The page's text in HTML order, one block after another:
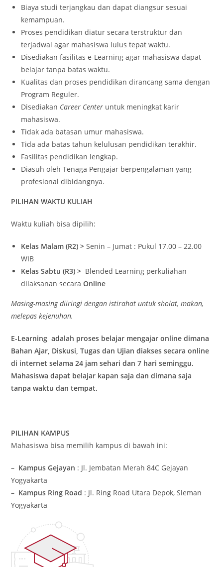
Biaya studi terjangkau dan dapat diangsur sesuai
kemampuan.
Proses pendidikan diatur secara terstruktur dan
terjadwal agar mahasiswa lulus tepat waktu.
Disediakan fasilitas e-Learning agar mahasiswa dapat
belajar tanpa batas waktu.
Kualitas dan proses pendidikan dirancang sama dengan
Program Reguler.
Disediakan Career Center untuk meningkat karir
mahasiswa.
Tidak ada batasan umur mahasiswa.
Tida ada batas tahun kelulusan pendidikan terakhir.
Fasilitas pendidikan lengkap.
Diasuh oleh Tenaga Pengajar berpengalaman yang
profesional dibidangnya.
PILIHAN WAKTU KULIAH
Waktu kuliah bisa dipilih:
Kelas Malam (R2) > Senin – Jumat : Pukul 17.00 – 22.00
WIB
Kelas Sabtu (R3) > Blended Learning perkuliahan
dilaksanan secaraOnline
Masing-masing diiringi dengan istirahat untuk sholat, makan,
melepas kejenuhan.
E-Learning adalah proses belajar mengajar online dimana
Bahan Ajar, Diskusi, Tugas dan Ujian diakses secara online
di internet selama 24 jam sehari dan 7 hari seminggu.
Mahasiswa dapat belajar kapan saja dan dimana saja
tanpa waktu dan tempat.
PILIHAN KAMPUS
Mahasiswa bisa memilih kampus di bawah ini:
– Kampus Gejayan : Jl. Jembatan Merah 84C Gejayan
Yogyakarta
– Kampus Ring Road : Jl. Ring Road Utara Depok, Sleman
Yogyakarta